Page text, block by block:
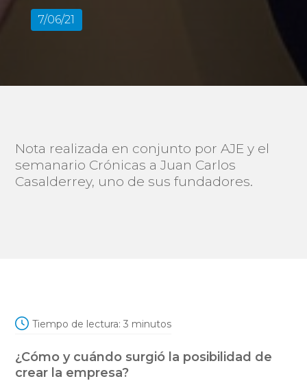
7/06/21
Nota realizada en conjunto por AJE y el
semanario Crónicas a Juan Carlos
Casalderrey, uno de sus fundadores.
Tiempo de lectura: 3 minutos
¿Cómo y cuándo surgió la posibilidad de
crear la empresa?